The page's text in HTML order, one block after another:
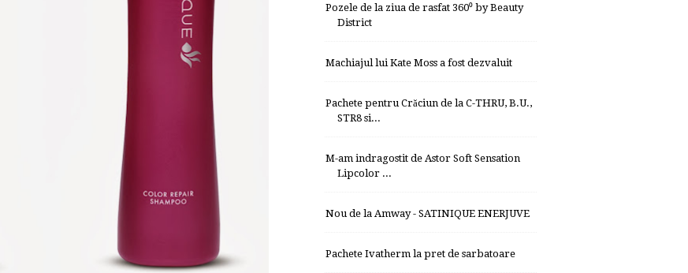
Pozele de la ziua de rasfat 360⁰ by Beauty
District
Machiajul lui Kate Moss a fost dezvaluit
Pachete pentru Crăciun de la C-THRU, B.U.,
STR8 si...
M-am indragostit de Astor Soft Sensation
Lipcolor ...
Nou de la Amway - SATINIQUE ENERJUVE
Pachete Ivatherm la pret de sarbatoare